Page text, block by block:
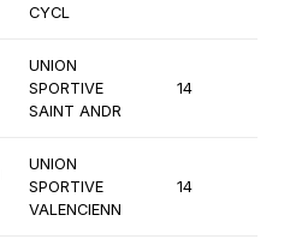
CYCL
UNION
SPORTIVE
SAINT ANDR
14
UNION
SPORTIVE
VALENCIENN
14